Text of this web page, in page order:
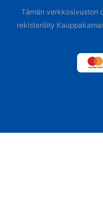
Tämän verkkosivuston
rekisteröity